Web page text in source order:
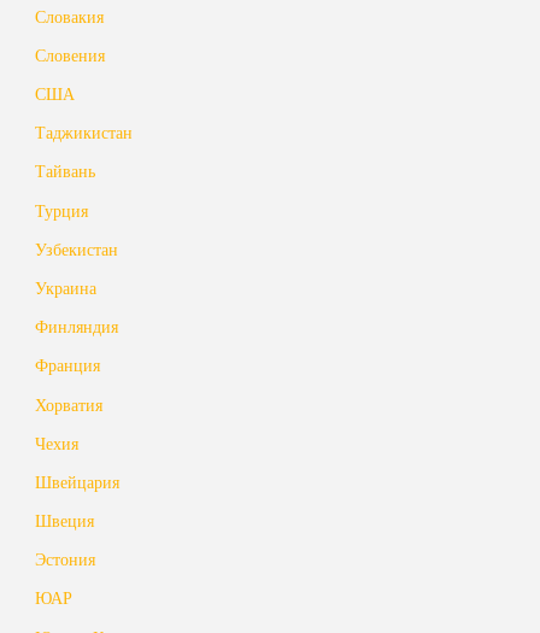
Словакия
Словения
США
Таджикистан
Тайвань
Турция
Узбекистан
Украина
Финляндия
Франция
Хорватия
Чехия
Швейцария
Швеция
Эстония
ЮАР